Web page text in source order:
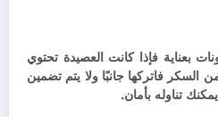
بعناية فإذا كانت العصيدة تحتوي
فاتركها جانبًا ولا يتم تضمين
تناوله بأمان.